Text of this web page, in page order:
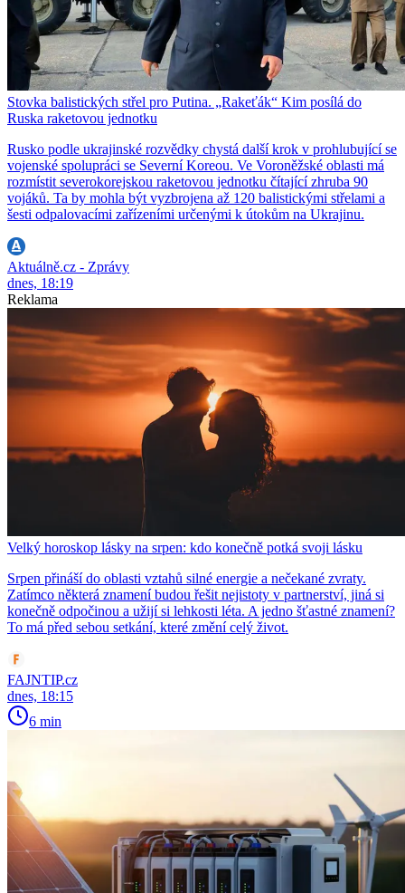
Stovka balistických střel pro Putina. „Rakeťák“ Kim posílá do
Ruska raketovou jednotku
Rusko podle ukrajinské rozvědky chystá další krok v prohlubující se
vojenské spolupráci se Severní Koreou. Ve Voroněžské oblasti má
rozmístit severokorejskou raketovou jednotku čítající zhruba 90
vojáků. Ta by mohla být vyzbrojena až 120 balistickými střelami a
šesti odpalovacími zařízeními určenými k útokům na Ukrajinu.
Aktuálně.cz - Zprávy
dnes, 18:19
Reklama
Velký horoskop lásky na srpen: kdo konečně potká svoji lásku
Srpen přináší do oblasti vztahů silné energie a nečekané zvraty.
Zatímco některá znamení budou řešit nejistoty v partnerství, jiná si
konečně odpočinou a užijí si lehkosti léta. A jedno šťastné znamení?
To má před sebou setkání, které změní celý život.
FAJNTIP.cz
dnes, 18:15
6 min